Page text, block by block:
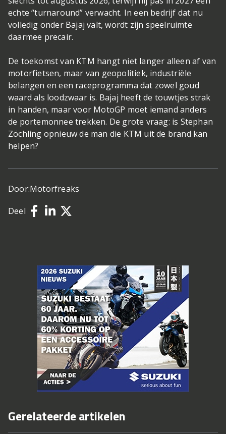
echte “turnaround” verwacht. In een bedrijf dat nu
volledig onder Bajaj valt, wordt zijn speelruimte
daarmee precair.
De toekomst van KTM hangt niet langer alleen af van
motorfietsen, maar van geopolitiek, industriële
belangen en een raceprogramma dat zowel goud
waard als loodzwaar is. Bajaj heeft de touwtjes strak
in handen, maar voor MotoGP moet iemand anders
de portemonnee trekken. De grote vraag: is Stephan
Zöchling opnieuw de man die KTM uit de brand kan
helpen?
Door:Motorfreaks
Deel
Gerelateerde artikelen